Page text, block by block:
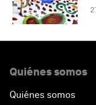
Quiénes somos
Quiénes somos